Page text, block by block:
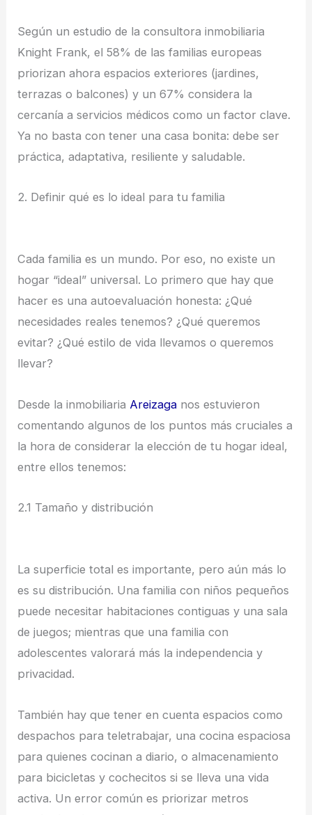
Según un estudio de la consultora inmobiliaria
Knight Frank, el 58% de las familias europeas
priorizan ahora espacios exteriores (jardines,
terrazas o balcones) y un 67% considera la
cercanía a servicios médicos como un factor clave.
Ya no basta con tener una casa bonita: debe ser
práctica, adaptativa, resiliente y saludable.
2. Definir qué es lo ideal para tu familia
Cada familia es un mundo. Por eso, no existe un
hogar “ideal” universal. Lo primero que hay que
hacer es una autoevaluación honesta: ¿Qué
necesidades reales tenemos? ¿Qué queremos
evitar? ¿Qué estilo de vida llevamos o queremos
llevar?
Desde la inmobiliaria Areizaga nos estuvieron
comentando algunos de los puntos más cruciales a
la hora de considerar la elección de tu hogar ideal,
entre ellos tenemos:
2.1 Tamaño y distribución
La superficie total es importante, pero aún más lo
es su distribución. Una familia con niños pequeños
puede necesitar habitaciones contiguas y una sala
de juegos; mientras que una familia con
adolescentes valorará más la independencia y
privacidad.
También hay que tener en cuenta espacios como
despachos para teletrabajar, una cocina espaciosa
para quienes cocinan a diario, o almacenamiento
para bicicletas y cochecitos si se lleva una vida
activa. Un error común es priorizar metros